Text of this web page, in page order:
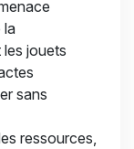
la
jouets
sans
ressources,